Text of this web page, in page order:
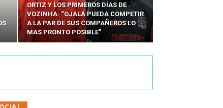
ORTIZ Y LOS PRIMEROS DÍAS DE
VOZINHA: “OJALÁ PUEDA COMPETIR
A LA PAR DE SUS COMPAÑEROS LO
MÁS PRONTO POSIBLE”